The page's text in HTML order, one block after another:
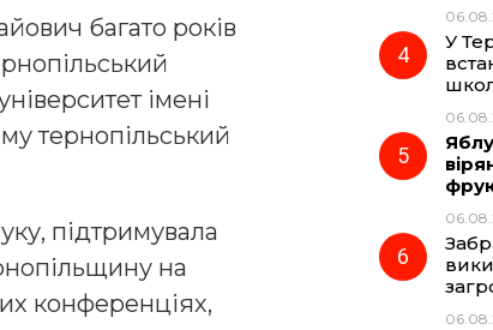
багато років
імені
тернопільський
підтримувала
на
конференціях,
У